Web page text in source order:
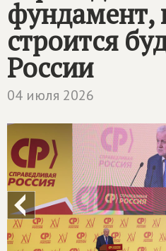
фундамент,
строится
России
04 июля 2026